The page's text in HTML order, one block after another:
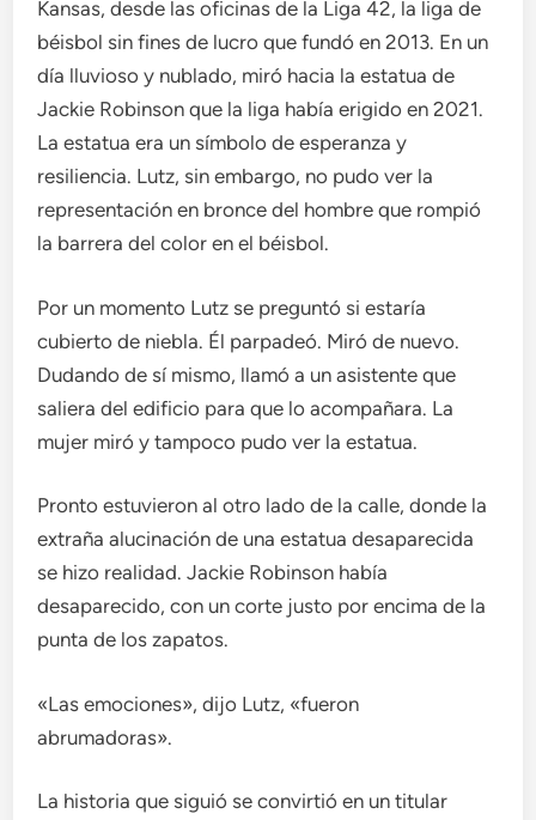
Kansas, desde las oficinas de la Liga 42, la liga de
béisbol sin fines de lucro que fundó en 2013. En un
día lluvioso y nublado, miró hacia la estatua de
Jackie Robinson que la liga había erigido en 2021.
La estatua era un símbolo de esperanza y
resiliencia. Lutz, sin embargo, no pudo ver la
representación en bronce del hombre que rompió
la barrera del color en el béisbol.
Por un momento Lutz se preguntó si estaría
cubierto de niebla. Él parpadeó. Miró de nuevo.
Dudando de sí mismo, llamó a un asistente que
saliera del edificio para que lo acompañara. La
mujer miró y tampoco pudo ver la estatua.
Pronto estuvieron al otro lado de la calle, donde la
extraña alucinación de una estatua desaparecida
se hizo realidad. Jackie Robinson había
desaparecido, con un corte justo por encima de la
punta de los zapatos.
«Las emociones», dijo Lutz, «fueron
abrumadoras».
La historia que siguió se convirtió en un titular